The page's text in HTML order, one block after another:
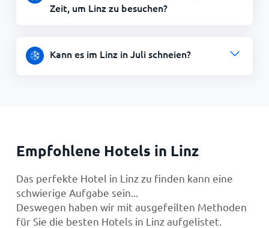
Zeit, um Linz zu besuchen?
Kann es im Linz in Juli schneien?
Empfohlene Hotels in Linz
Das perfekte Hotel in Linz zu finden kann eine
schwierige Aufgabe sein...
Deswegen haben wir mit ausgefeilten Methoden
für Sie die besten Hotels in Linz aufgelistet.